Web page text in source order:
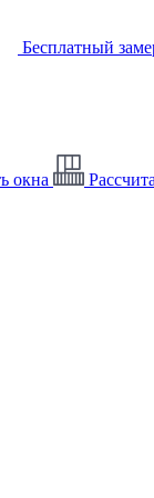
Бесплатный
окна